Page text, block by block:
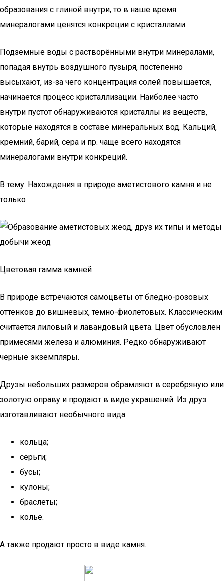
образования с глиной внутри, то в наше время
минералогами ценятся конкреции с кристаллами.
Подземные воды с растворёнными внутри минералами,
попадая внутрь воздушного пузыря, постепенно
высыхают, из-за чего концентрация солей повышается,
начинается процесс кристаллизации. Наиболее часто
внутри пустот обнаруживаются кристаллы из веществ,
которые находятся в составе минеральных вод. Кальций,
кремний, барий, сера и пр. чаще всего находятся
минералогами внутри конкреций.
В тему: Нахождения в природе аметистового камня и не
только
Цветовая гамма камней
В природе встречаются самоцветы от бледно-розовых
оттенков до вишневых, темно-фиолетовых. Классическим
считается лиловый и лавандовый цвета. Цвет обусловлен
примесями железа и алюминия. Редко обнаруживают
черные экземпляры.
Друзы небольших размеров обрамляют в серебряную или
золотую оправу и продают в виде украшений. Из друз
изготавливают необычного вида:
кольца;
серьги;
бусы;
кулоны;
браслеты;
колье.
А также продают просто в виде камня.